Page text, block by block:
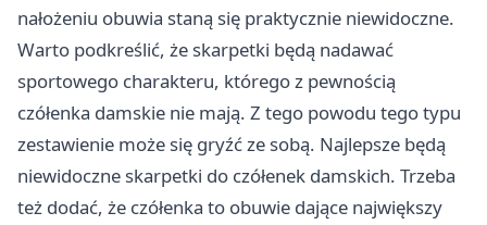
nałożeniu obuwia staną się praktycznie niewidoczne.
Warto podkreślić, że skarpetki będą nadawać
sportowego charakteru, którego z pewnością
czółenka damskie nie mają. Z tego powodu tego typu
zestawienie może się gryźć ze sobą. Najlepsze będą
niewidoczne skarpetki do czółenek damskich. Trzeba
też dodać, że czółenka to obuwie dające największy